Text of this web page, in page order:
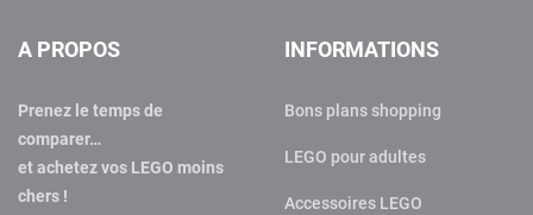
A PROPOS
Prenez le temps de
comparer…
et achetez vos LEGO moins
chers !
INFORMATIONS
Bons plans shopping
LEGO pour adultes
Accessoires LEGO